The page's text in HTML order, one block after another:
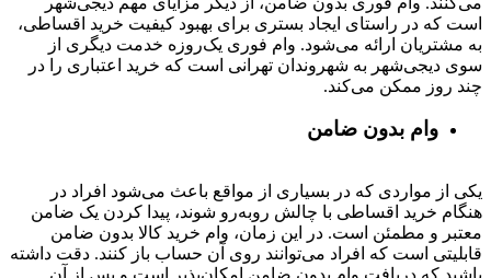
است که در راستای ایجاد بستری برای بهبود کیفیت خرید اقساطی،
به مشتریان ارائه می‌شود. وام فوری یک‌روزه خدمت دیگری از
سوی دیجی‌شهر به شهروندان تهرانی است که خرید اعتباری را در
چند روز ممکن می‌کند.
وام بدون ضامن
یکی از مواردی که در بسیاری از مواقع باعث می‌شود افراد در
هنگام خرید اقساطی با چالش روبه‌رو شوند، پیدا کردن یک ضامن
معتبر و مطمئن است. در این زمان، وام خرید کالا بدون ضامن
قابلیتی است که افراد می‌توانند روی آن حساب باز کنند. دقت داشته